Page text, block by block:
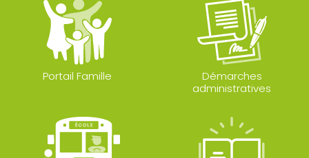
Portail Famille
Démarches
administratives